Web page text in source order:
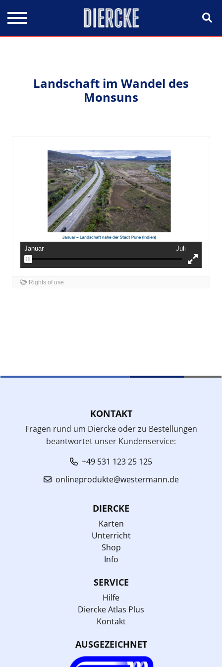
Landschaft im Wandel des
Monsuns
KONTAKT
Fragen rund um Diercke oder zu Bestellungen
beantwortet unser Kundenservice:
+49 531 123 25 125
onlineprodukte@westermann.de
DIERCKE
Karten
Unterricht
Shop
Info
SERVICE
Hilfe
Diercke Atlas Plus
Kontakt
AUSGEZEICHNET